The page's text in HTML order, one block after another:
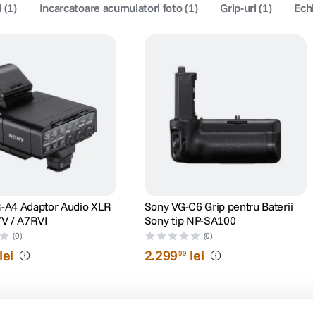
(1) Incarcatoare acumulatori foto(1) Grip-uri (1)
A4 Adaptor Audio XLR
/ A7RVI
(0)
lei
Sony VG-C6 Grip pentru Baterii
Sony tip NP-SA100
(0)
2.29999 lei